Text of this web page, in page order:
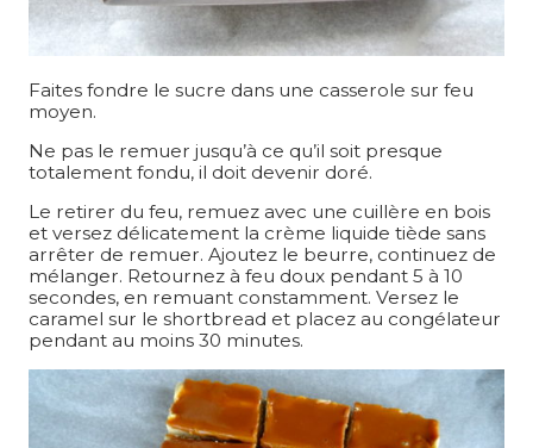
Faites fondre le sucre dans une casserole sur feu
moyen.
Ne pas le remuer jusqu’à ce qu’il soit presque
totalement fondu, il doit devenir doré.
Le retirer du feu, remuez avec une cuillère en bois
et versez délicatement la crème liquide tiède sans
arrêter de remuer. Ajoutez le beurre, continuez de
mélanger. Retournez à feu doux pendant 5 à 10
secondes, en remuant constamment. Versez le
caramel sur le shortbread et placez au congélateur
pendant au moins 30 minutes.